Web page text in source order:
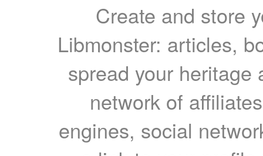
Create and store
Libmonster: articles,
spread your heritage
network of
engines, social